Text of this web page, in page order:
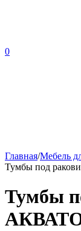
0
Главная/Мебель
Тумбы под
Тумбы